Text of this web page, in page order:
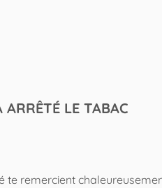
ARRÊTÉ LE TABAC
te remercient